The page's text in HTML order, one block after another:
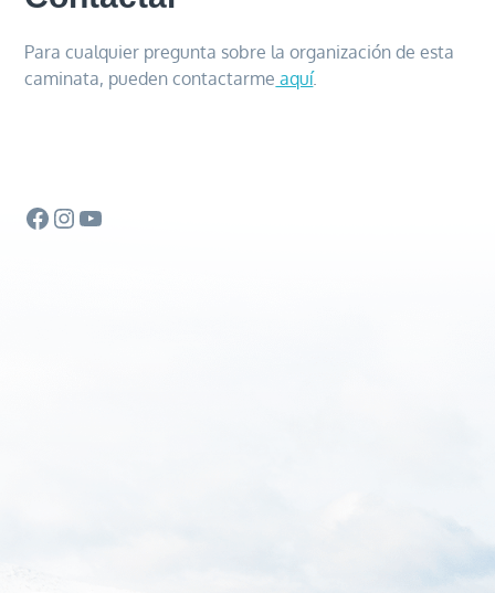
Para cualquier pregunta sobre la organización de esta
caminata, pueden contactarme aquí.
Facebook
Instagram
YouTube